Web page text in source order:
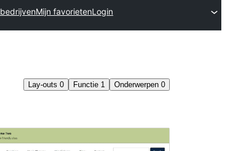
Mijn favorietenLogin
Lay-outs 0 Functie 1 Onderwerpen 0